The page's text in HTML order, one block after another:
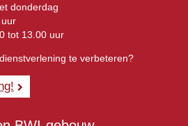
donderdag
tot 13.00 uur
te verbeteren?